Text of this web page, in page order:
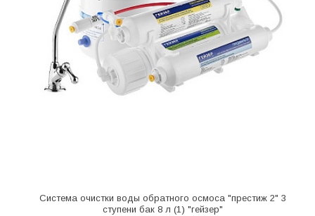
Система очистки воды обратного осмоса "престиж 2" 3
ступени бак 8 л (1) "гейзер"